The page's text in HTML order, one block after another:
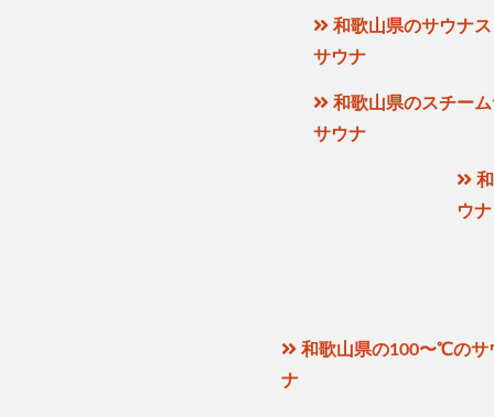
和歌山県のサウナ
サウナ
和歌山県のスチー
サウナ
ウナ
和歌山県の100〜℃のサ
ナ